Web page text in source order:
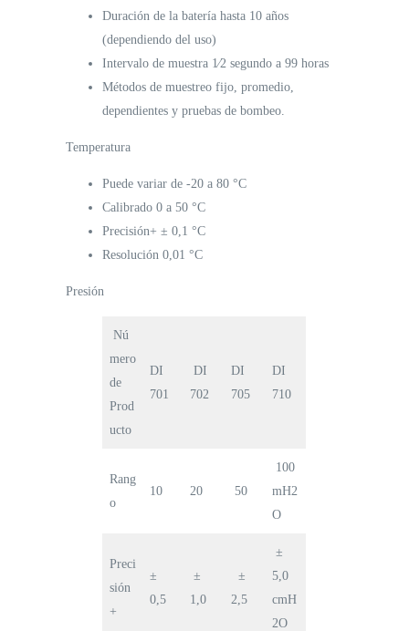
Duración de la batería hasta 10 años
(dependiendo del uso)
Intervalo de muestra 1⁄2 segundo a 99 horas
Métodos de muestreo fijo, promedio,
dependientes y pruebas de bombeo.
Temperatura
Puede variar de -20 a 80 °C
Calibrado 0 a 50 °C
Precisión+ ± 0,1 °C
Resolución 0,01 °C
Presión
Nú
mero
de
Prod
ucto
DI
701
DI
702
DI
705
DI
710
Rang
o
10 20 50
100
mH2
O
Preci
sión
+
±
0,5
±
1,0
±
2,5
±
5,0
cmH
2O